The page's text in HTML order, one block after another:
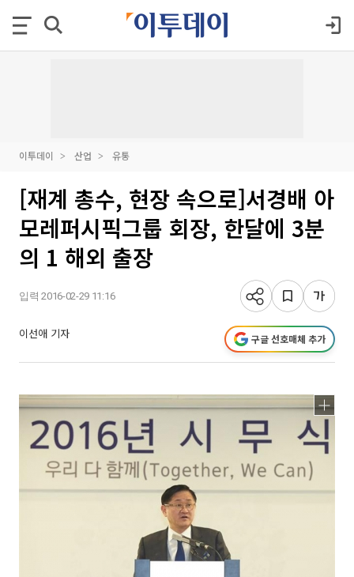
이투데이 산업 유통
[재계 총수, 현장 속으로]서경배 아
모레퍼시픽그룹 회장, 한달에 3분
의 1 해외 출장
입력 2016-02-29 11:16
이선애 기자 구글 선호매체 추가